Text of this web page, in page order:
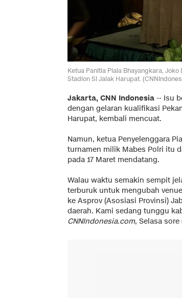
Ketua Panitia Piala Bhayangkara,
Stadion Si Jalak Harupat.
Jakarta, CNN Indonesia -- Isu
dengan gelaran kualifikasi
Harupat, kembali mencuat.
Namun, ketua Penyelenggara
turnamen milik Mabes Polri itu
pada 17 Maret mendatang.
Walau waktu semakin sempit
terburuk untuk mengubah
ke Asprov (Asosiasi Provinsi)
daerah. Kami sedang tunggu
CNNIndonesia.com, Selasa sore